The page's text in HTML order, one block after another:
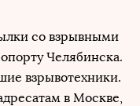
со взрывными
Челябинска.
взрывотехники.
в Москве,